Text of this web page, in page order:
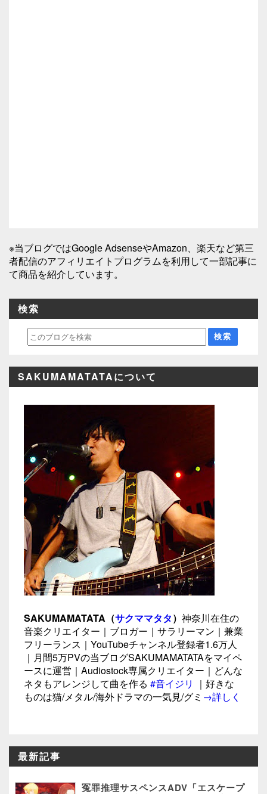
※当ブログではGoogle AdsenseやAmazon、楽天など第三
者配信のアフィリエイトプログラムを利用して一部記事に
て商品を紹介しています。
検索
SAKUMAMATATAについて
SAKUMAMATATA（サクママタタ） 神奈川在住の
音楽クリエイター｜ブロガー｜サラリーマン｜兼業
フリーランス｜YouTubeチャンネル登録者1.6万人
｜月間5万PVの当ブログSAKUMAMATATAをマイペ
ースに運営｜Audiostock専属クリエイター｜どんな
ネタもアレンジして曲を作る #音イジリ
｜好きな
ものは猫/メタル/海外ドラマの一気見/グミ →詳しく
最新記事
冤罪推理サスペンスADV「エスケープ